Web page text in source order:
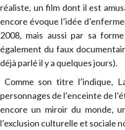
réaliste, un film dont il est
encore évoque l’idée
2008, mais aussi par sa
également du faux
déjà parlé il y a quelques jours).
Comme son titre l’indique,
personnages de l’enceinte de
encore un miroir du monde,
l’exclusion culturelle et sociale